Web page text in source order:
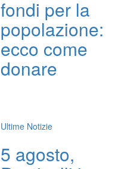
fondi per la
popolazione:
ecco come
donare
Ultime Notizie
5 agosto,